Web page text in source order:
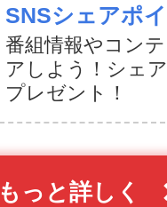
SNSシェアポ
番組情報やコン
アしよう！シェ
プレゼント！
もっと詳しく